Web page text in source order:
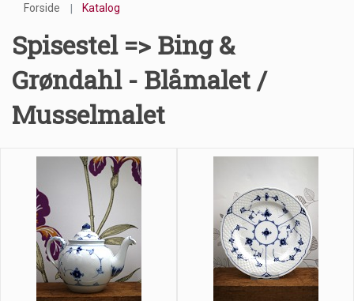
Forside Katalog
Spisestel => Bing &
Grøndahl - Blåmalet /
Musselmalet